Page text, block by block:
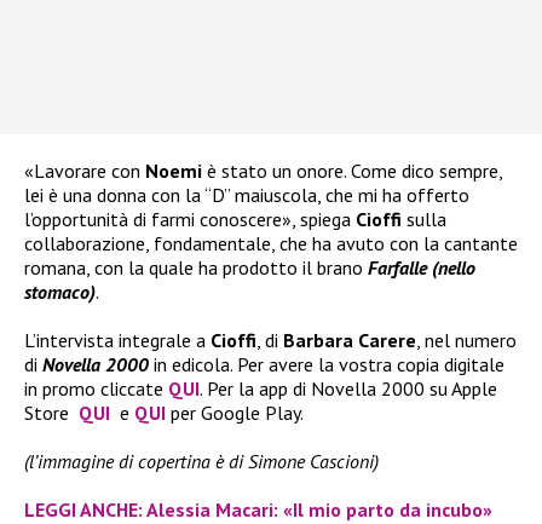
«Lavorare con Noemi è stato un onore. Come dico sempre,
lei è una donna con la “D” maiuscola, che mi ha offerto
l’opportunità di farmi conoscere», spiega Cioffi sulla
collaborazione, fondamentale, che ha avuto con la cantante
romana, con la quale ha prodotto il brano Farfalle (nello
stomaco).
L’intervista integrale a Cioffi, di Barbara Carere, nel numero
di Novella 2000 in edicola. Per avere la vostra copia digitale
in promo cliccate QUI. Per la app di Novella 2000 su Apple
Store QUI e QUI per Google Play.
(l’immagine di copertina è di Simone Cascioni)
LEGGI ANCHE: Alessia Macari: «Il mio parto da incubo»